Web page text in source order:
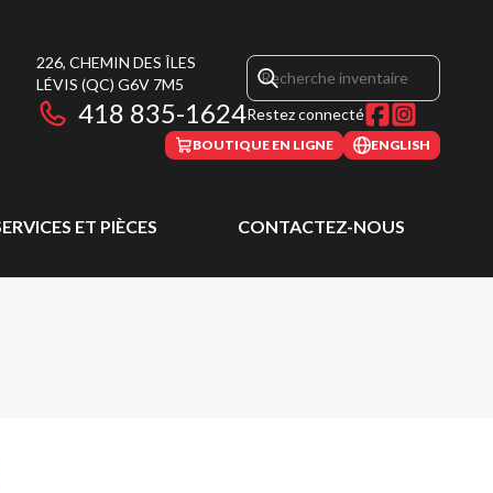
226, CHEMIN DES ÎLES
LÉVIS (QC) G6V 7M5
418 835-1624Restez connecté
BOUTIQUE EN LIGNE ENGLISH
ET PIÈCES CONTACTEZ-NOUS